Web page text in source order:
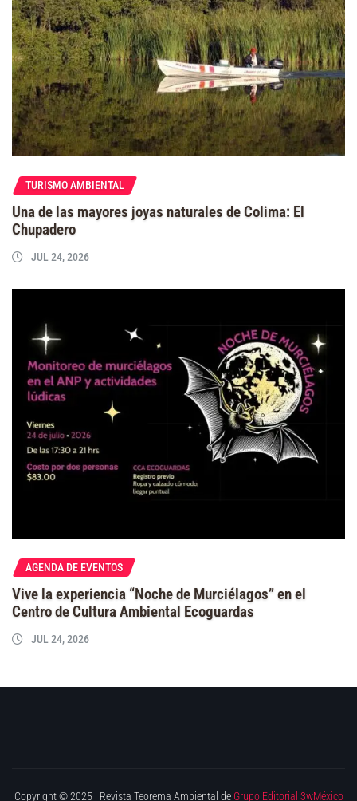
TURISMO AMBIENTAL
Una de las mayores joyas naturales de Colima: El
Chupadero
JUL 24, 2026
AGENDA DE EVENTOS
Vive la experiencia “Noche de Murciélagos” en el
Centro de Cultura Ambiental Ecoguardas
JUL 24, 2026
Copyright © 2025 | Revista Teorema Ambiental de Grupo Editorial 3wMéxico